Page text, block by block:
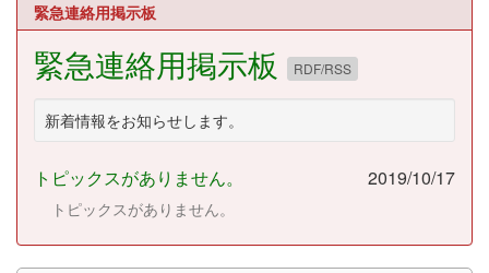
緊急連絡用掲示板
緊急連絡用掲示板 RDF/RSS
新着情報をお知らせします。
トピックスがありません。 2019/10/17
トピックスがありません。